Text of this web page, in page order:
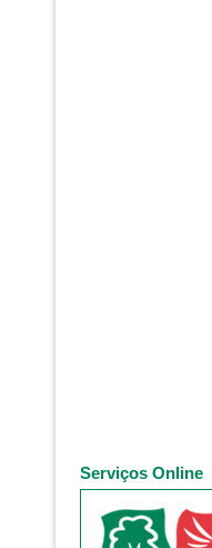
Serviços Online